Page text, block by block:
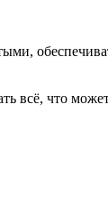
всё, что